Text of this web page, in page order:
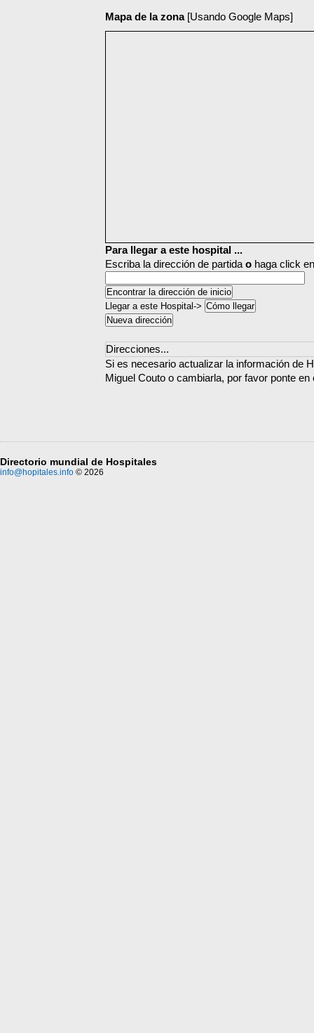
Mapa de la zona[Usando Google Maps]
Para llegar a este hospital ...
Escriba la dirección de partida o haga click
Llegar a este Hospital->
Direcciones...
Si es necesario actualizar la información de
Miguel Couto o cambiarla, por favor ponte
Directorio mundial de Hospitales
info@hopitales.info © 2026